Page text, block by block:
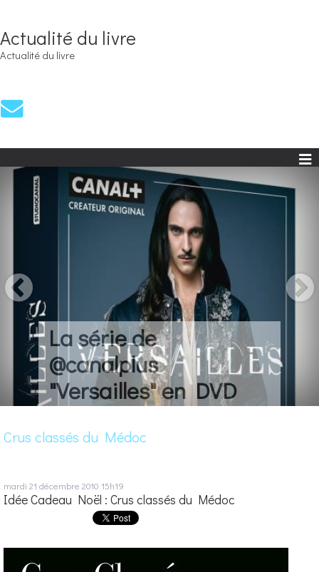
Actualité du livre
Actualité du livre
La série de
@canalplus
"Versailles" en DVD
Crus classés du Médoc
mardi 21 décembre 2010 15h19
Idée Cadeau Noël : Crus classés du Médoc